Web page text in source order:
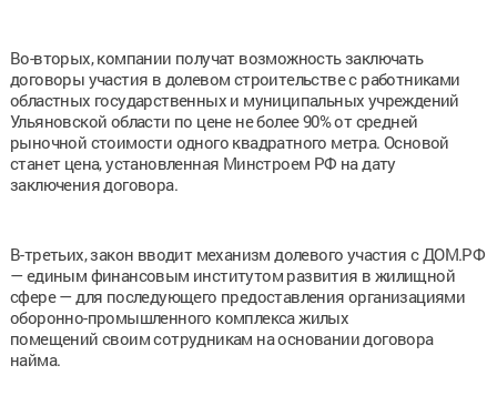
Во-вторых, компании получат возможность заключать
договоры участия в долевом строительстве с работниками
областных государственных и муниципальных учреждений
Ульяновской области по цене не более 90% от средней
рыночной стоимости одного квадратного метра. Основой
станет цена, установленная Минстроем РФ на дату
заключения договора.
В-третьих, закон вводит механизм долевого участия с ДОМ.РФ
— единым финансовым институтом развития в жилищной
сфере — для последующего предоставления организациями
оборонно-промышленного комплекса жилых
помещений своим сотрудникам на основании договора
найма.